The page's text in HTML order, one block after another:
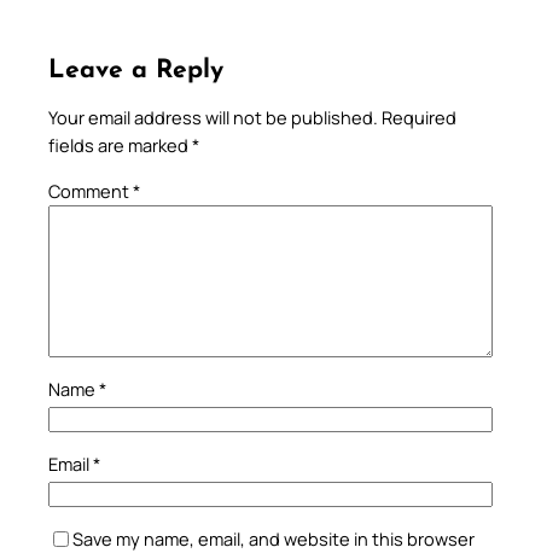
Leave a Reply
Your email address will not be published. Required
fields are marked *
Comment*
Name *
Email*
Save my name, email, and website in this browser